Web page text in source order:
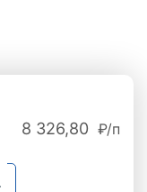
8 326,80 ₽/п